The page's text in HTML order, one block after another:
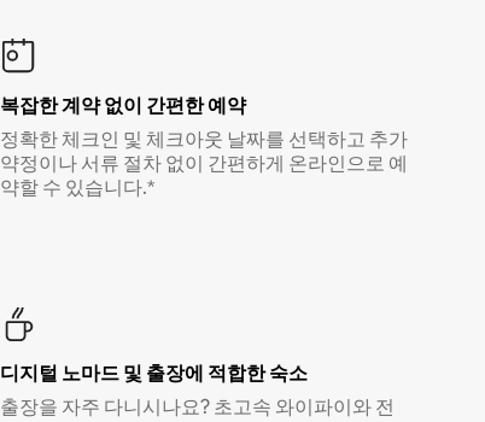
복잡한 계약 없이 간편한 예약
정확한 체크인 및 체크아웃 날짜를 선택하고 추가
약정이나 서류 절차 없이 간편하게 온라인으로 예
약할 수 있습니다.*
디지털 노마드 및 출장에 적합한 숙소
출장을 자주 다니시나요? 초고속 와이파이와 전